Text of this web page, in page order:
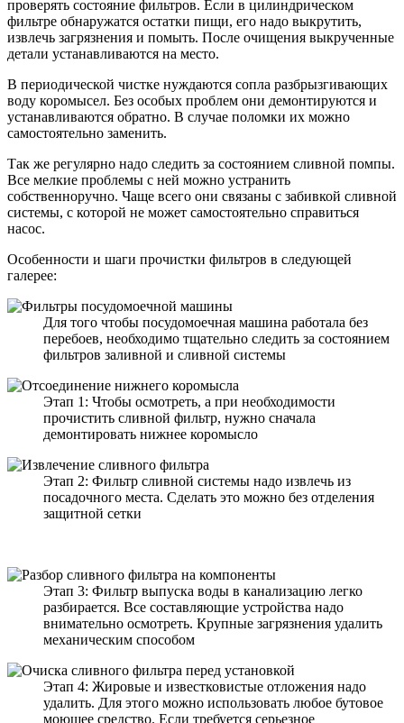
проверять состояние фильтров. Если в цилиндрическом
фильтре обнаружатся остатки пищи, его надо выкрутить,
извлечь загрязнения и помыть. После очищения выкрученные
детали устанавливаются на место.
В периодической чистке нуждаются сопла разбрызгивающих
воду коромысел. Без особых проблем они демонтируются и
устанавливаются обратно. В случае поломки их можно
самостоятельно заменить.
Так же регулярно надо следить за состоянием сливной помпы.
Все мелкие проблемы с ней можно устранить
собственноручно. Чаще всего они связаны с забивкой сливной
системы, с которой не может самостоятельно справиться
насос.
Особенности и шаги прочистки фильтров в следующей
галерее:
Для того чтобы посудомоечная машина работала без
перебоев, необходимо тщательно следить за состоянием
фильтров заливной и сливной системы
Этап 1: Чтобы осмотреть, а при необходимости
прочистить сливной фильтр, нужно сначала
демонтировать нижнее коромысло
Этап 2: Фильтр сливной системы надо извлечь из
посадочного места. Сделать это можно без отделения
защитной сетки
Этап 3: Фильтр выпуска воды в канализацию легко
разбирается. Все составляющие устройства надо
внимательно осмотреть. Крупные загрязнения удалить
механическим способом
Этап 4: Жировые и известковистые отложения надо
удалить. Для этого можно использовать любое бутовое
моющее средство. Если требуется серьезное